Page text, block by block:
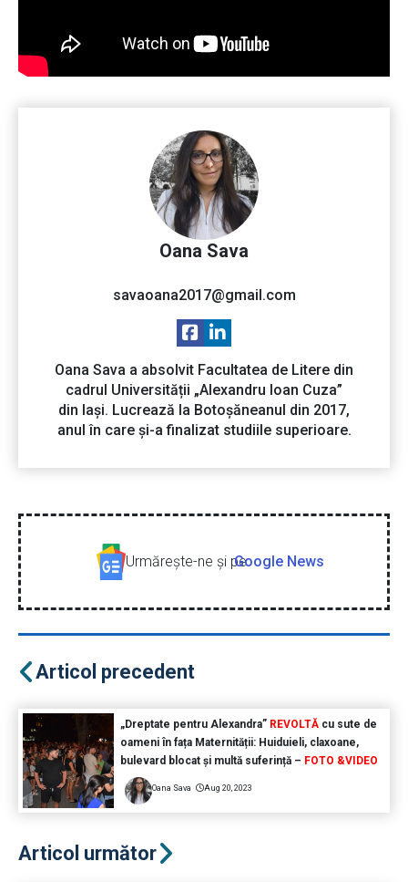
Oana Sava
savaoana2017@gmail.com
Oana Sava a absolvit Facultatea de Litere din
cadrul Universității „Alexandru Ioan Cuza”
din Iași. Lucrează la Botoșăneanul din 2017,
anul în care și-a finalizat studiile superioare.
Urmăreşte-ne şi peGoogle News
Articol precedent
„Dreptate pentru Alexandra” REVOLTĂcu sute de
oameni în fața Maternității: Huiduieli, claxoane,
bulevard blocat și multă suferință – FOTO &VIDEO
Oana Sava Aug 20, 2023
Articol următor